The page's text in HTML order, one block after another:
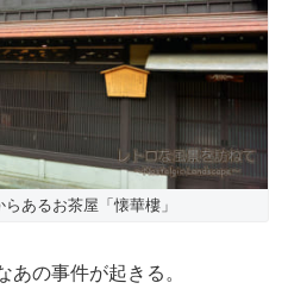
あるお茶屋「懐華樓」
あの事件が起きる。